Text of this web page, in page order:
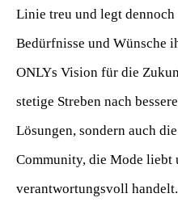
Linie treu und legt dennoch
Bedürfnisse und Wünsche
ONLYs Vision für die
stetige Streben nach
Lösungen, sondern auch
Community, die Mode liebt
verantwortungsvoll handelt.